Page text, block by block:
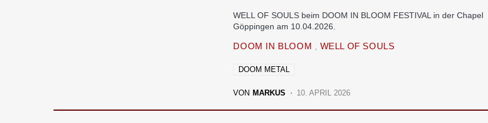
WELL OF SOULS beim DOOM IN BLOOM FESTIVAL in der Chapel
Göppingen am 10.04.2026.
DOOM IN BLOOM WELL OF SOULS
DOOM METAL
VON MARKUS 10. APRIL 2026